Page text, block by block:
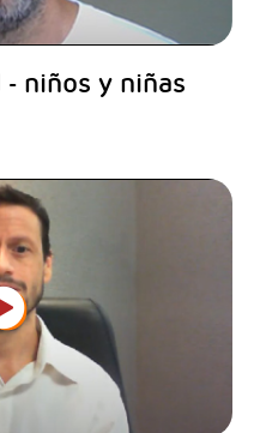
niños y niñas